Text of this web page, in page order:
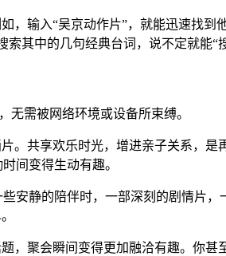
输入“吴京动作片”，就能迅速找到
其中的几句经典台词，说不定就能“
无需被网络环境或设备所束缚。
共享欢乐时光，增进亲子关系，是
间变得生动有趣。
安静的陪伴时，一部深刻的剧情片
，聚会瞬间变得更加融洽有趣。你甚